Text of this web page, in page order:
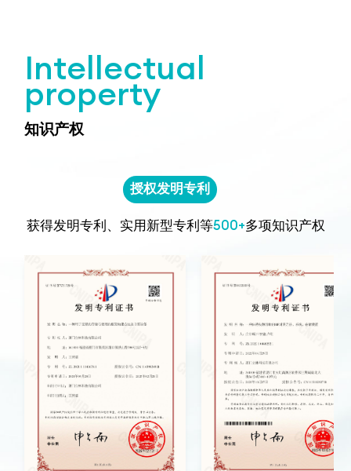
Intellectual
property
知识产权
授权发明专利
获得发明专利、实用新型专利等500+多项知识产权